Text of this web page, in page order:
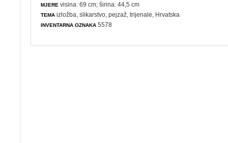
MJERE visina: 69 cm; širina: 44,5 cm
TEMA izložba ,slikarstvo ,pejzaž ,trijenale , Hrvatska
INVENTARNA OZNAKA 5578